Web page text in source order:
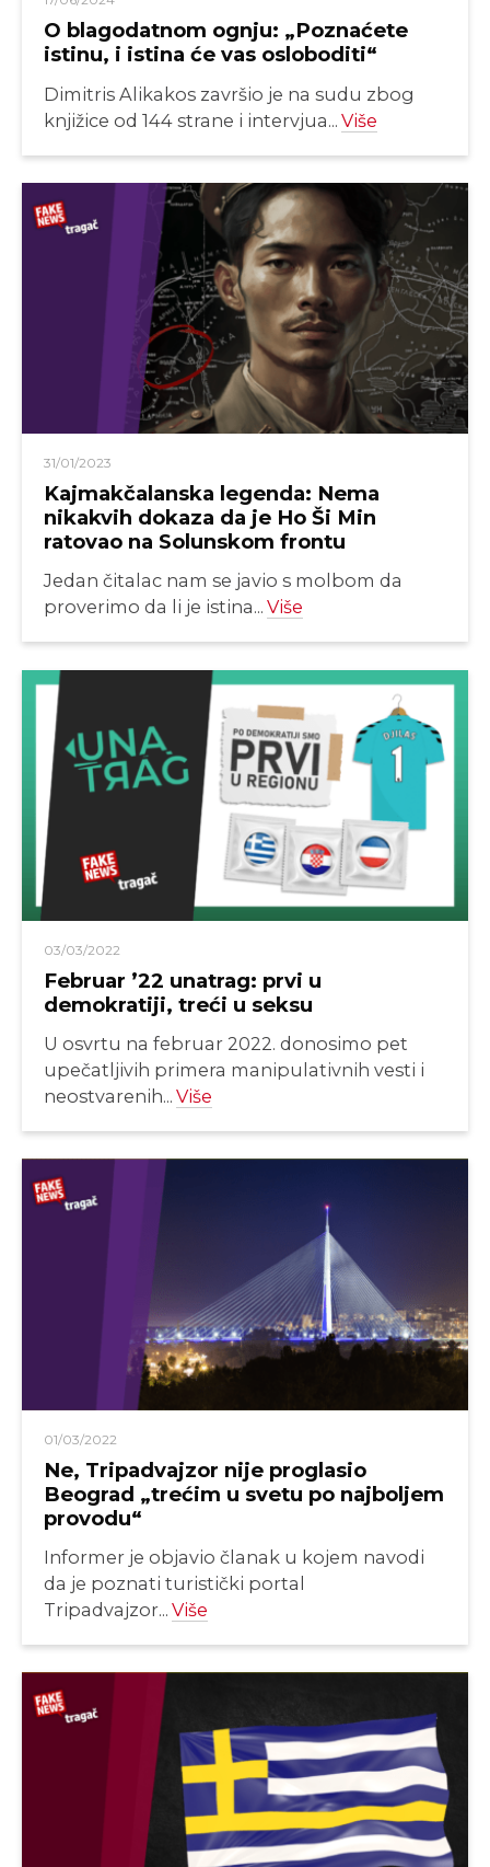
O blagodatnom ognju: „Poznaćete
istinu, i istina će vas osloboditi“
Dimitris Alikakos završio je na sudu zbog
knjižice od 144 strane i intervjua... Više
31/01/2023
Kajmakčalanska legenda: Nema
nikakvih dokaza da je Ho Ši Min
ratovao na Solunskom frontu
Jedan čitalac nam se javio s molbom da
proverimo da li je istina... Više
03/03/2022
Februar ’22 unatrag: prvi u
demokratiji, treći u seksu
U osvrtu na februar 2022. donosimo pet
upečatljivih primera manipulativnih vesti i
neostvarenih... Više
01/03/2022
Ne, Tripadvajzor nije proglasio
Beograd „trećim u svetu po najboljem
provodu“
Informer je objavio članak u kojem navodi
da je poznati turistički portal
Tripadvajzor... Više